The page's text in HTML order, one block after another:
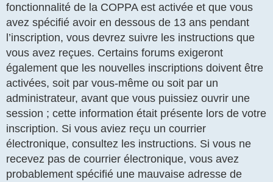
fonctionnalité de la COPPA est activée et que vous
avez spécifié avoir en dessous de 13 ans pendant
l’inscription, vous devrez suivre les instructions que
vous avez reçues. Certains forums exigeront
également que les nouvelles inscriptions doivent être
activées, soit par vous-même ou soit par un
administrateur, avant que vous puissiez ouvrir une
session ; cette information était présente lors de votre
inscription. Si vous aviez reçu un courrier
électronique, consultez les instructions. Si vous ne
recevez pas de courrier électronique, vous avez
probablement spécifié une mauvaise adresse de